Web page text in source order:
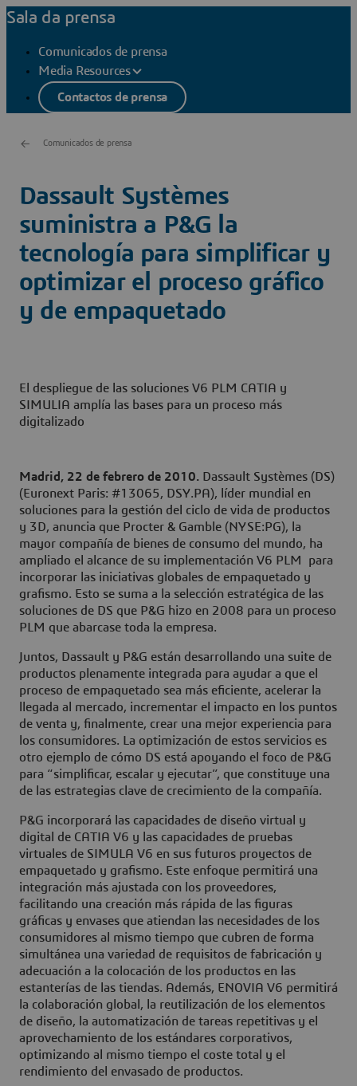
Sala da prensa
Comunicados de prensa
Media Resources
Contactos de prensa
Comunicados de prensa
Dassault Systèmes
suministra a P&G la
tecnología para simplificar y
optimizar el proceso gráfico
y de empaquetado
El despliegue de las soluciones V6 PLM CATIA y
SIMULIA amplía las bases para un proceso más
digitalizado
Madrid, 22 de febrero de 2010. Dassault Systèmes (DS)
(Euronext Paris: #13065, DSY.PA), líder mundial en
soluciones para la gestión del ciclo de vida de productos
y 3D, anuncia que Procter & Gamble (NYSE:PG), la
mayor compañía de bienes de consumo del mundo, ha
ampliado el alcance de su implementación V6 PLM para
incorporar las iniciativas globales de empaquetado y
grafismo. Esto se suma a la selección estratégica de las
soluciones de DS que P&G hizo en 2008 para un proceso
PLM que abarcase toda la empresa.
Juntos, Dassault y P&G están desarrollando una suite de
productos plenamente integrada para ayudar a que el
proceso de empaquetado sea más eficiente, acelerar la
llegada al mercado, incrementar el impacto en los puntos
de venta y, finalmente, crear una mejor experiencia para
los consumidores. La optimización de estos servicios es
otro ejemplo de cómo DS está apoyando el foco de P&G
para “simplificar, escalar y ejecutar”, que constituye una
de las estrategias clave de crecimiento de la compañía.
P&G incorporará las capacidades de diseño virtual y
digital de CATIA V6 y las capacidades de pruebas
virtuales de SIMULA V6 en sus futuros proyectos de
empaquetado y grafismo. Este enfoque permitirá una
integración más ajustada con los proveedores,
facilitando una creación más rápida de las figuras
gráficas y envases que atiendan las necesidades de los
consumidores al mismo tiempo que cubren de forma
simultánea una variedad de requisitos de fabricación y
adecuación a la colocación de los productos en las
estanterías de las tiendas. Además, ENOVIA V6 permitirá
la colaboración global, la reutilización de los elementos
de diseño, la automatización de tareas repetitivas y el
aprovechamiento de los estándares corporativos,
optimizando al mismo tiempo el coste total y el
rendimiento del envasado de productos.